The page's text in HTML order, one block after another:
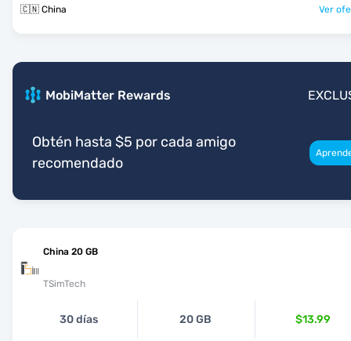
🇨🇳 China Ver
MobiMatter Rewards
Obtén hasta $5 por cada amigo
recomendado
China 20 GB
TSimTech
30 días 20 GB $13.99